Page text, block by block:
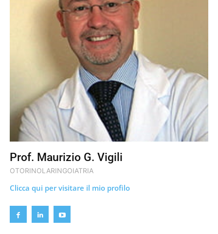
Prof. Maurizio G. Vigili
OTORINOLARINGOIATRIA
Clicca qui per visitare il mio profilo